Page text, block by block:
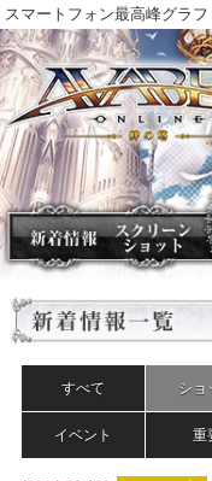
スマートフォン最高峰グ
すべて シ